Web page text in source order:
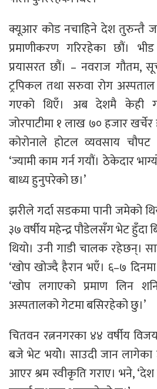
क्यूआर कोड नचाहिने देश तुरुन्तै
प्रमाणीकरण गरिरहेका छौं।
प्रयासरत छौं। – नवराज गौतम,
ट्रपिकल तथा सरुवा रोग
गएको थिएँ। अब देशमै केही
जोरपाटीमा १ लाख ७० हजार
कोरोनाले होटल व्यवसाय चौपट
‘ज्यामी काम गर्न गयौं। ठेकेदार
बाध्य हुनुपरेको छ।’
झरीले गर्दा सडकमा पानी जमेको
३७ वर्षीय महेन्द्र पौडेलसँग भेट
थियो। उनी गाडी चालक रहेछन्।
‘खोप खोज्दै हैरान भएँ। ६–७
‘खोप लगाएको प्रमाण लिन
अस्पतालको गेटमा बसिरहेको छु।’
चितवन रत्ननगरका ४४ वर्षीय
बजे भेट भयोे। साउदी जान लागेका
आएर श्रम स्वीकृति गराए। भने,